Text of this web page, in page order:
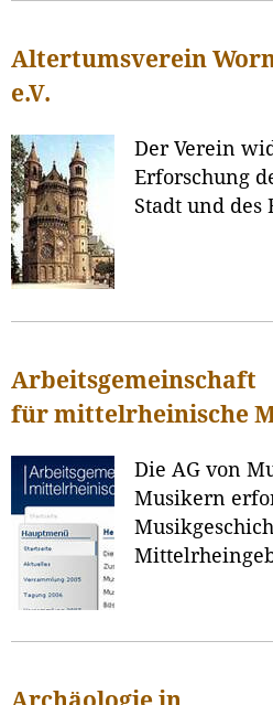
Altertumsverein
e.V.
Der Verein
Erforschung
Stadt und des
Arbeitsgemeinschaft
für mittelrheinische
Die AG von
Musikern